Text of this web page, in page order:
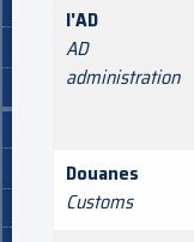
l'AD
AD
administration
Douanes
Customs